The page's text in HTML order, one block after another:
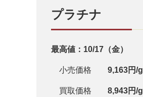
プラチナ
最高値：10/17（金）
小売価格 9,163円/g
買取価格 8,943円/g